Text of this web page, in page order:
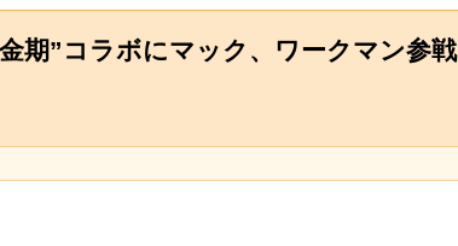
期”コラボにマック、ワークマン参戦